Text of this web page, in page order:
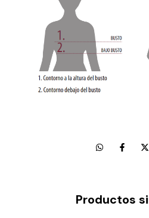
Productos